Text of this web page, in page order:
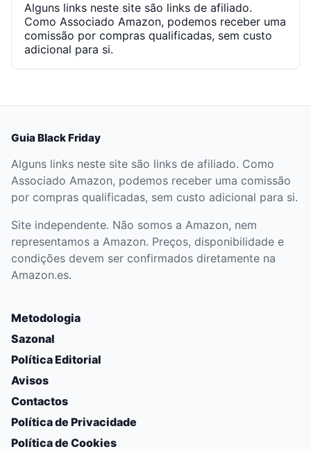
Alguns links neste site são links de afiliado.
Como Associado Amazon, podemos receber uma
comissão por compras qualificadas, sem custo
adicional para si.
Guia Black Friday
Alguns links neste site são links de afiliado. Como
Associado Amazon, podemos receber uma comissão
por compras qualificadas, sem custo adicional para si.
Site independente. Não somos a Amazon, nem
representamos a Amazon. Preços, disponibilidade e
condições devem ser confirmados diretamente na
Amazon.es.
Metodologia
Sazonal
Política Editorial
Avisos
Contactos
Política de Privacidade
Política de Cookies